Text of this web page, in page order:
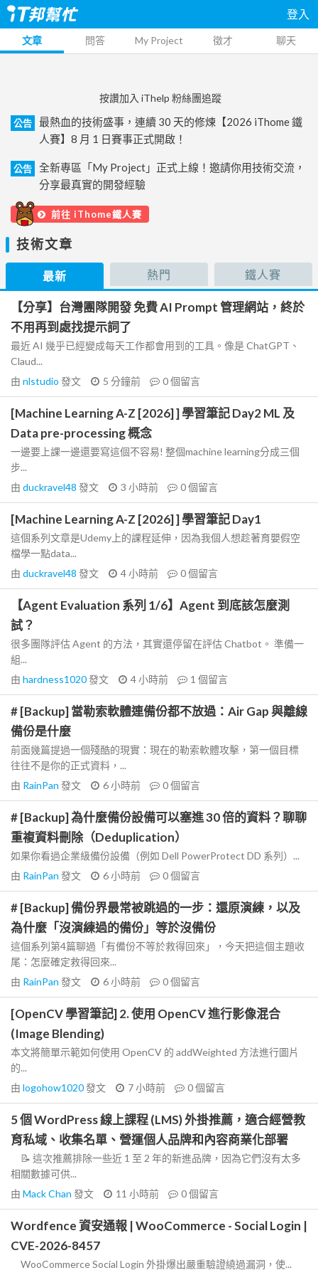
登入
文章 問答 My Project 徵才 聊天
按讚加入 iThelp 粉絲團追蹤
公告
最熱血的技術盛事，連續 30 天的修煉【2026 iThome 鐵
人賽】8 月 1 日賽事正式開啟！
公告
全新專區「My Project」正式上線！邀請你用技術交流，
分享最真實的開發經驗
前往 iThome鐵人賽
技術文章
最新 熱門 鐵人賽
【分享】台灣團隊開發 免費 AI Prompt 管理網站，終於
不用再到處找提示詞了
最近 AI 幾乎已經變成每天工作都會用到的工具。像是 ChatGPT、
Claud...
由 nlstudio 發文 5 分鐘前 0個留言
[Machine Learning A-Z [2026] ] 學習筆記 Day2 ML 及
Data pre-processing 概念
一邊要上課一邊還要寫這個不容易! 整個machine learning分成三個
步...
由 duckravel48 發文 3 小時前 0個留言
[Machine Learning A-Z [2026] ] 學習筆記 Day1
這個系列文章是Udemy上的課程延伸，因為我個人想趁著育嬰假空
檔學一點data...
由 duckravel48 發文 4 小時前 0個留言
【Agent Evaluation 系列 1/6】Agent 到底該怎麼測
試？
很多團隊評估 Agent 的方法，其實還停留在評估 Chatbot。 準備一
組...
由 hardness1020發文 4 小時前 1 個留言
# [Backup] 當勒索軟體連備份都不放過：Air Gap 與離線
備份是什麼
前面幾篇提過一個殘酷的現實：現在的勒索軟體攻擊，第一個目標
往往不是你的正式資料，...
由 RainPan 發文 6 小時前 0個留言
# [Backup] 為什麼備份設備可以塞進 30 倍的資料？聊聊
重複資料刪除（Deduplication）
如果你看過企業級備份設備（例如 Dell PowerProtect DD 系列）...
由 RainPan 發文 6 小時前 0個留言
# [Backup] 備份界最常被跳過的一步：還原演練，以及
為什麼「沒演練過的備份」等於沒備份
這個系列第4篇聊過「有備份不等於救得回來」，今天把這個主題收
尾：怎麼確定救得回來...
由 RainPan 發文 6 小時前 0個留言
[OpenCV 學習筆記] 2. 使用 OpenCV 進行影像混合
(Image Blending)
本文將簡單示範如何使用 OpenCV 的 addWeighted 方法進行圖片
的...
由 logohow1020發文 7 小時前 0個留言
5 個 WordPress 線上課程 (LMS) 外掛推薦，適合經營教
育私域、收集名單、營運個人品牌和內容商業化部署
📝 這次推薦排除一些近 1 至 2 年的新進品牌，因為它們沒有太多
相關數據可供...
由 Mack Chan 發文 11 小時前 0個留言
Wordfence 資安通報 | WooCommerce - Social Login |
CVE-2026-8457
WooCommerce Social Login 外掛爆出嚴重驗證繞過漏洞，使...